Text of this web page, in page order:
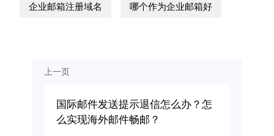
企业邮箱注册域名 哪个作为企业邮箱好
上一页
国际邮件发送提示退信怎么办？怎
么实现海外邮件畅邮？